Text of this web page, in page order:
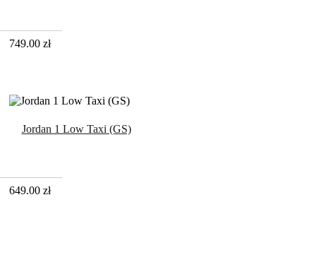
749.00 zł
Jordan 1 Low Taxi (GS)
649.00 zł